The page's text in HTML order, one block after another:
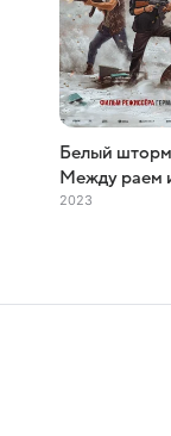
Белый
Между раем
2023